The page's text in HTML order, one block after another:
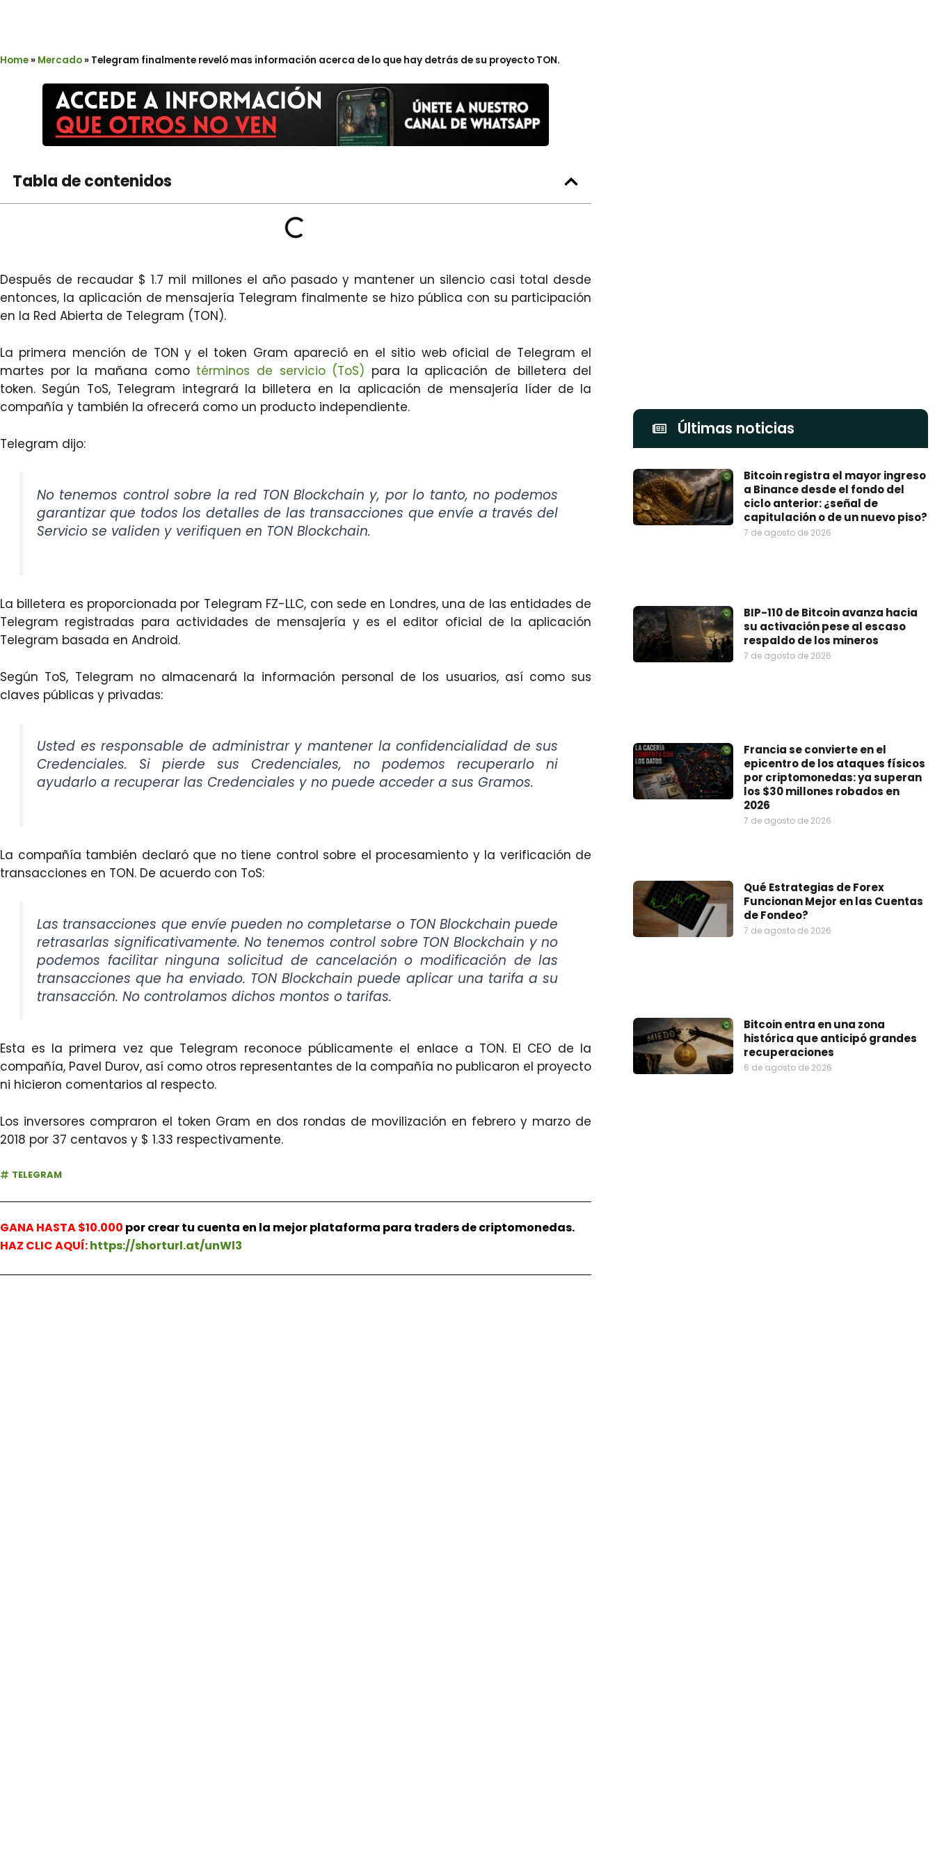
Home» Mercado» Telegram finalmente reveló mas información acerca de lo que hay detrás de su proyecto TON.
Tabla de contenidos
Después de recaudar $ 1.7 mil millones el año pasado y mantener un silencio casi total desde
entonces, la aplicación de mensajería Telegram finalmente se hizo pública con su participación
en la Red Abierta de Telegram (TON).
La primera mención de TON y el token Gram apareció en el sitio web oficial de Telegram el
martes por la mañana como términos de servicio (ToS) para la aplicación de billetera del
token. Según ToS, Telegram integrará la billetera en la aplicación de mensajería líder de la
compañía y también la ofrecerá como un producto independiente.
Telegram dijo:
No tenemos control sobre la red TON Blockchain y, por lo tanto, no podemos
garantizar que todos los detalles de las transacciones que envíe a través del
Servicio se validen y verifiquen en TON Blockchain.
La billetera es proporcionada por Telegram FZ-LLC, con sede en Londres, una de las entidades de
Telegram registradas para actividades de mensajería y es el editor oficial de la aplicación
Telegram basada en Android.
Según ToS, Telegram no almacenará la información personal de los usuarios, así como sus
claves públicas y privadas:
Usted es responsable de administrar y mantener la confidencialidad de sus
Credenciales. Si pierde sus Credenciales, no podemos recuperarlo ni
ayudarlo a recuperar las Credenciales y no puede acceder a sus Gramos.
La compañía también declaró que no tiene control sobre el procesamiento y la verificación de
transacciones en TON. De acuerdo con ToS:
Las transacciones que envíe pueden no completarse o TON Blockchain puede
retrasarlas significativamente. No tenemos control sobre TON Blockchain y no
podemos facilitar ninguna solicitud de cancelación o modificación de las
transacciones que ha enviado. TON Blockchain puede aplicar una tarifa a su
transacción. No controlamos dichos montos o tarifas.
Esta es la primera vez que Telegram reconoce públicamente el enlace a TON. El CEO de la
compañía, Pavel Durov, así como otros representantes de la compañía no publicaron el proyecto
ni hicieron comentarios al respecto.
Los inversores compraron el token Gram en dos rondas de movilización en febrero y marzo de
2018 por 37 centavos y $ 1.33 respectivamente.
TELEGRAM
GANA HASTA $10.000 por crear tu cuenta en la mejor plataforma para traders de criptomonedas.
HAZ CLIC AQUÍ:https://shorturl.at/unWl3
Últimas noticias
Bitcoin registra el mayor ingreso
a Binance desde el fondo del
ciclo anterior: ¿señal de
capitulación o de un nuevo piso?
7 de agosto de 2026
BIP-110 de Bitcoin avanza hacia
su activación pese al escaso
respaldo de los mineros
7 de agosto de 2026
Francia se convierte en el
epicentro de los ataques físicos
por criptomonedas: ya superan
los $30 millones robados en
2026
7 de agosto de 2026
Qué Estrategias de Forex
Funcionan Mejor en las Cuentas
de Fondeo?
7 de agosto de 2026
Bitcoin entra en una zona
histórica que anticipó grandes
recuperaciones
6 de agosto de 2026